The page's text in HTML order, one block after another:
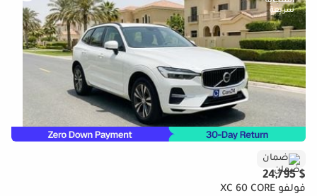
ضمان
$ 24,795
فولفو XC 60 CORE